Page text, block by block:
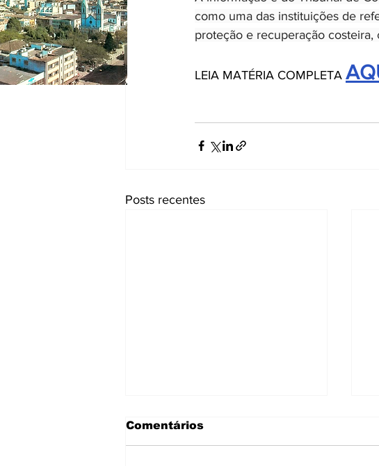
como uma das instituições de
proteção e recuperação
LEIA MATÉRIA COMPLETA
Posts recentes
Comentários